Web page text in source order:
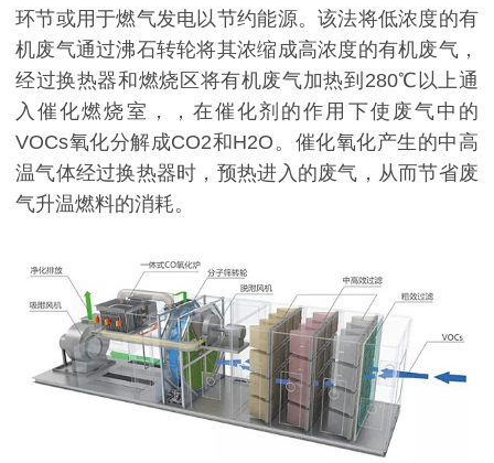
环节或用于燃气发电以节约能源。该法将低浓度的有
机废气通过沸石转轮将其浓缩成高浓度的有机废气，
经过换热器和燃烧区将有机废气加热到280℃以上通
入催化燃烧室，，在催化剂的作用下使废气中的
VOCs氧化分解成CO2和H2O。催化氧化产生的中高
温气体经过换热器时，预热进入的废气，从而节省废
气升温燃料的消耗。